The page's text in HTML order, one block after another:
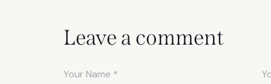
Leave a comment